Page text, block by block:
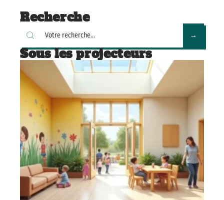
Recherche
Sous les projecteurs